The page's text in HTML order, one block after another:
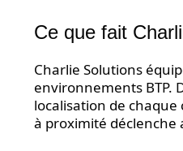
Ce que fait
Charlie Solutions
environnements BTP.
localisation de chaque
à proximité